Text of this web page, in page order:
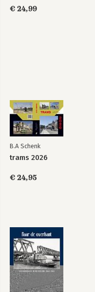
€ 24,99
B.A Schenk
trams 2026
€ 24,95